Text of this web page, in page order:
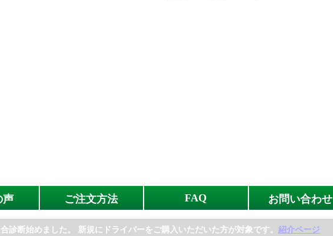
声 ご注文方法 FAQ お問い合わせ
診断始めました。 新規にドライバーをご購入いただいた方が対象です。 紹介ページ